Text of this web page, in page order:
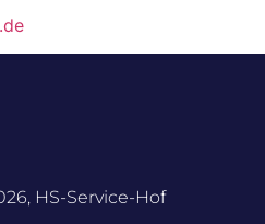
HS-Service-Hof